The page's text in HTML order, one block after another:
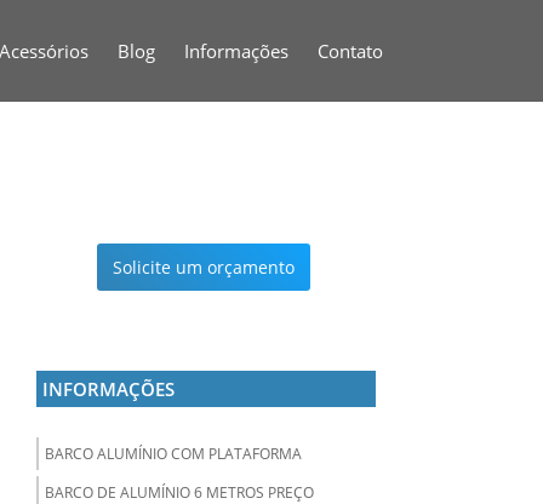
Acessórios Blog Informações Contato
Solicite um orçamento
INFORMAÇÕES
BARCO ALUMÍNIO COM PLATAFORMA
BARCO DE ALUMÍNIO 6 METROS PREÇO